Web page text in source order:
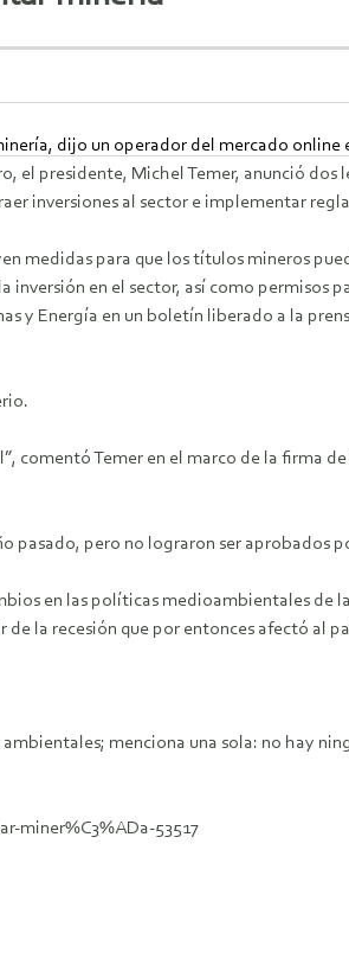
dijo un operador del mercado online
el presidente, Michel Temer, anunció dos
inversiones al sector e implementar
medidas para que los títulos mineros
en el sector, así como permisos
y Energía en un boletín liberado a la
comentó Temer en el marco de la firma
pero no lograron ser aprobados
en las políticas medioambientales de
la recesión que por entonces afectó al
menciona una sola: no hay
miner%C3%ADa-53517